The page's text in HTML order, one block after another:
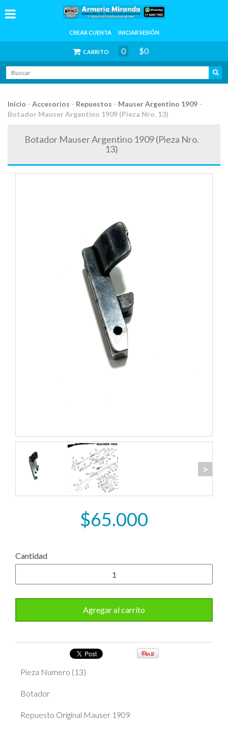
CREAR CUENTA INICIAR SESIÓN
CARRITO 0 $0
Inicio - Accesorios - Repuestos - Mauser Argentino 1909 -
Botador Mauser Argentino 1909 (Pieza Nro. 13)
Botador Mauser Argentino 1909 (Pieza Nro.
13)
>
$65.000
Cantidad
Pieza Numero (13)
Botador
Repuesto Original Mauser 1909